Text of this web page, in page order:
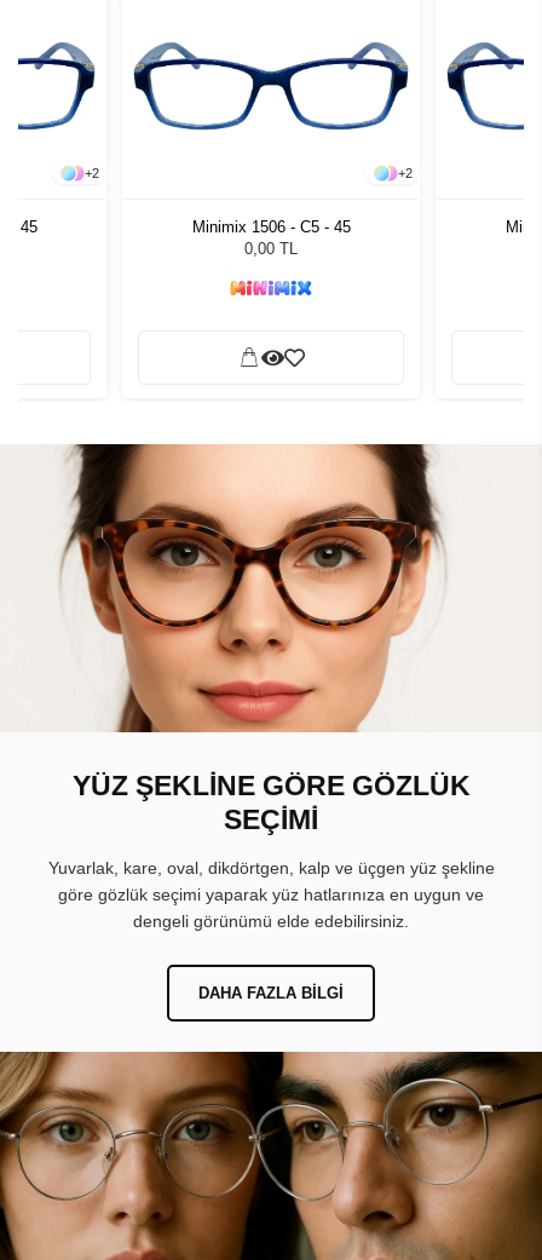
+2
- 45
+2
Minimix 1506 - C5 - 45
0,00 TL
YÜZ ŞEKLİNE GÖRE GÖZLÜK
SEÇİMİ
Yuvarlak, kare, oval, dikdörtgen, kalp ve üçgen yüz şekline
göre gözlük seçimi yaparak yüz hatlarınıza en uygun ve
dengeli görünümü elde edebilirsiniz.
DAHA FAZLA BILGI